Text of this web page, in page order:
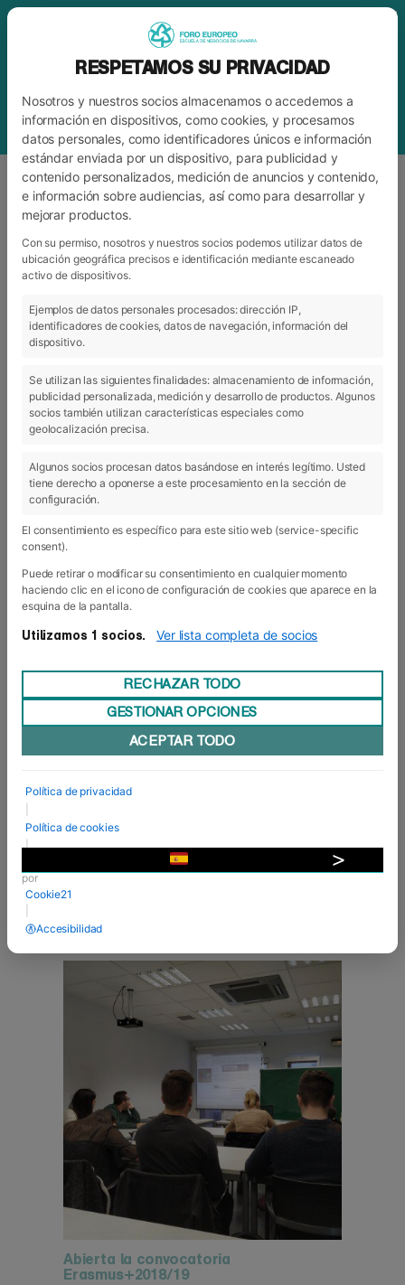
ETIQUETAINMERSIÓN LINGÜÍSTICA
25 Ene 2019
Recibidas las solicitudes para optar a
las becas Erasmus+
para la movilidad de estudiantes dirigida a los
pasado mes de diciembre, la dirección de Grado
ha recibido las solicitudes de los interesados en
ser receptores de las becas Erasmus+, dentro
Abierta la convocatoria
Erasmus+2018/19
RESPETAMOS SU PRIVACIDAD
Nosotros y nuestros socios almacenamos o accedemos a
información en dispositivos, como cookies, y procesamos
datos personales, como identificadores únicos e información
estándar enviada por un dispositivo, para publicidad y
contenido personalizados, medición de anuncios y contenido,
e información sobre audiencias, así como para desarrollar y
mejorar productos.
Con su permiso, nosotros y nuestros socios podemos utilizar datos de
ubicación geográfica precisos e identificación mediante escaneado
activo de dispositivos.
Ejemplos de datos personales procesados: dirección IP,
identificadores de cookies, datos de navegación, información del
dispositivo.
Se utilizan las siguientes finalidades: almacenamiento de información,
publicidad personalizada, medición y desarrollo de productos. Algunos
socios también utilizan características especiales como
geolocalización precisa.
Algunos socios procesan datos basándose en interés legítimo. Usted
tiene derecho a oponerse a este procesamiento en la sección de
configuración.
El consentimiento es específico para este sitio web (service-specific
consent).
Puede retirar o modificar su consentimiento en cualquier momento
haciendo clic en el icono de configuración de cookies que aparece en la
esquina de la pantalla.
Utilizamos 1 socios. Ver lista completa de socios
RECHAZAR TODO
GESTIONAR OPCIONES
ACEPTAR TODO
Política de privacidad
Política de cookies
|
por
Cookie21
Accesibilidad